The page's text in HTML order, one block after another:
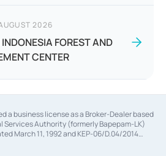
2026
FOREST AND
CENTER
a business license as a Broker-Dealer based
Services Authority (formerly Bapepam-LK)
March 11, 1992 and KEP-06/D.04/2014
license as an Underwriter based on the
Authority Number KEP-12/PM/PEE/1997